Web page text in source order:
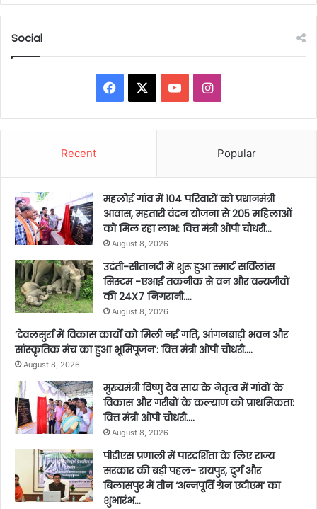
Social
Facebook YouTubeInstagram
Recent Popular
महलोई गांव में 104 परिवारों को प्रधानमंत्री
आवास, महतारी वंदन योजना से 205 महिलाओं
को मिल रहा लाभ: वित्त मंत्री ओपी चौधरी…
August 8, 2026
उदंती-सीतानदी में शुरू हुआ स्मार्ट सर्विलांस
सिस्टम -एआई तकनीक से वन और वन्यजीवों
की 24X7 निगरानी….
August 8, 2026
’देवलसुर्रा में विकास कार्यों को मिली नई गति, आंगनबाड़ी भवन और
सांस्कृतिक मंच का हुआ भूमिपूजन’: वित्त मंत्री ओपी चौधरी….
August 8, 2026
मुख्यमंत्री विष्णु देव साय के नेतृत्व में गांवों के
विकास और गरीबों के कल्याण को प्राथमिकता:
वित्त मंत्री ओपी चौधरी….
August 8, 2026
पीडीएस प्रणाली में पारदर्शिता के लिए राज्य
सरकार की बड़ी पहल- रायपुर, दुर्ग और
बिलासपुर में तीन ‘अन्नपूर्ति ग्रेन एटीएम‘ का
शुभारंभ…